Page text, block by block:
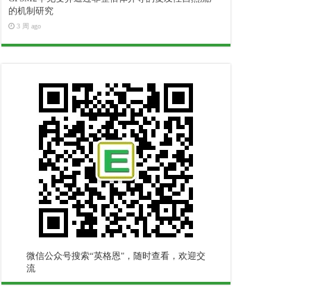
的机制研究
3 周 ago
微信公众号搜索“英格恩"，随时查看，欢迎交
流